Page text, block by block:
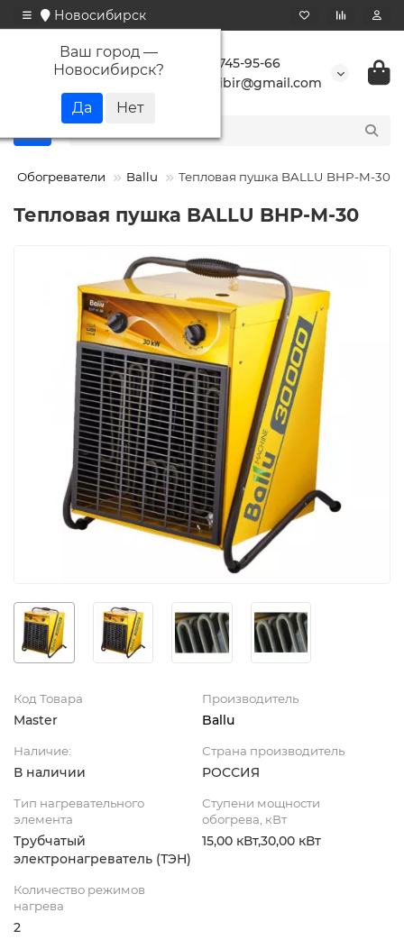
Новосибирск
Ваш город —
Новосибирск?
+7 923 745-95-66
buransibir@gmail.com
Обогреватели Ballu Тепловая пушка BALLU BHP-M-30
Тепловая пушка BALLU BHP-M-30
Код Товара
Master
Производитель
Ballu
Наличие:
В наличии
Страна производитель
РОССИЯ
Тип нагревательного
элемента
Трубчатый
электронагреватель (ТЭН)
Ступени мощности
обогрева, кВт
15,00 кВт,30,00 кВт
Количество режимов
нагрева
2